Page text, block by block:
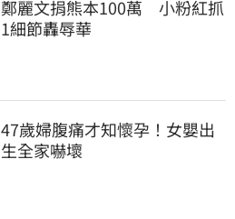
鄭麗文捐熊本100萬　小粉紅抓
1細節轟辱華
47歲婦腹痛才知懷孕！女嬰出
生全家嚇壞